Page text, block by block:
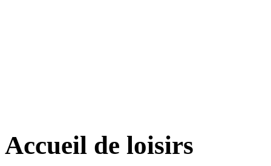
Accueil de loisirs